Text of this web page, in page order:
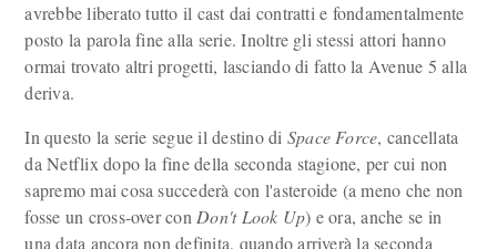
avrebbe liberato tutto il cast dai contratti e fondamentalmente
posto la parola fine alla serie. Inoltre gli stessi attori hanno
ormai trovato altri progetti, lasciando di fatto la Avenue 5 alla
deriva.
In questo la serie segue il destino di Space Force, cancellata
da Netflix dopo la fine della seconda stagione, per cui non
sapremo mai cosa succederà con l'asteroide (a meno che non
fosse un cross-over con Don't Look Up) e ora, anche se in
una data ancora non definita, quando arriverà la seconda